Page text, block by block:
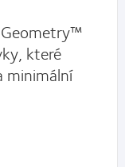
které
minimální